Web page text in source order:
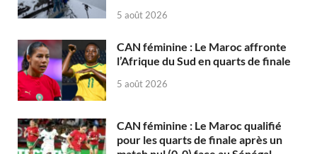
5 août 2026
CAN féminine : Le Maroc affronte
l’Afrique du Sud en quarts de finale
5 août 2026
CAN féminine : Le Maroc qualifié
pour les quarts de finale après un